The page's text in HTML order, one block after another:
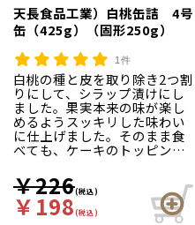
天長食品工業）白桃缶詰 4号
缶（425g）（固形250g）
1件
白桃の種と皮を取り除き2つ割
りにして、シラップ漬けにし
ました。果実本来の味が楽し
めるようスッキリした味わい
に仕上げました。そのまま食
べても、ケーキのトッピング
やすいイージーオープン缶。
￥226(税込)
￥198(税込)